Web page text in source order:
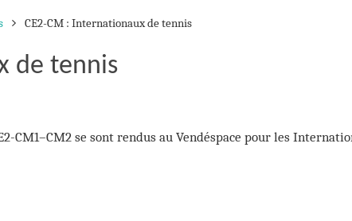
CE2-CM : Internationaux de tennis
de tennis
CM1–CM2 se sont rendus au Vendéspace pour les